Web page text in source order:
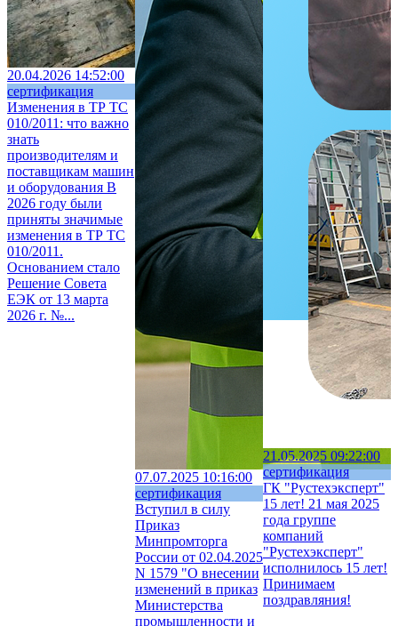
20.04.2026 14:52:00
сертификация
Изменения в ТР ТС
010/2011: что важно
знать
производителям и
поставщикам машин
и оборудования В
2026 году были
приняты значимые
изменения в ТР ТС
010/2011.
Основанием стало
Решение Совета
ЕЭК от 13 марта
2026 г. №...
07.07.2025 10:16:00
сертификация
Вступил в силу
Приказ
Минпромторга
России от 02.04.2025
N 1579 "О внесении
изменений в приказ
Министерства
промышленности и
21.05.2025 09:22:00
сертификация
ГК "Рустехэксперт"
15 лет! 21 мая 2025
года группе
компаний
"Рустехэксперт"
исполнилось 15 лет!
Принимаем
поздравляния!